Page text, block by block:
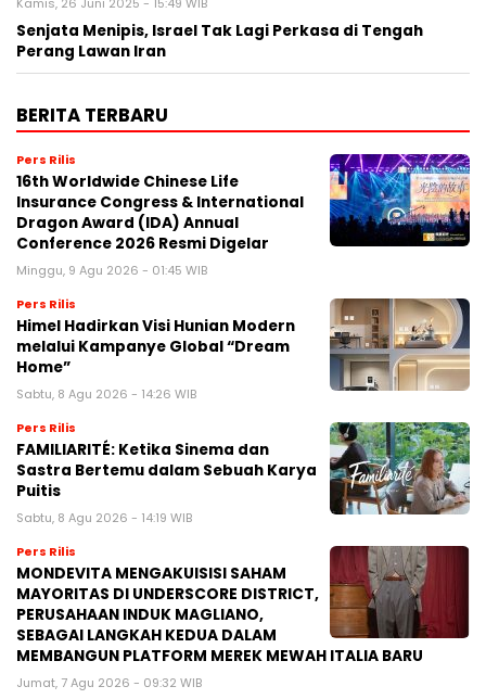
Kamis, 26 Juni 2025 - 15:49 WIB
Senjata Menipis, Israel Tak Lagi Perkasa di Tengah
Perang Lawan Iran
BERITA TERBARU
Pers Rilis
16th Worldwide Chinese Life
Insurance Congress & International
Dragon Award (IDA) Annual
Conference 2026 Resmi Digelar
Minggu, 9 Agu 2026 - 01:45 WIB
Pers Rilis
Himel Hadirkan Visi Hunian Modern
melalui Kampanye Global “Dream
Home”
Sabtu, 8 Agu 2026 - 14:26 WIB
Pers Rilis
FAMILIARITÉ: Ketika Sinema dan
Sastra Bertemu dalam Sebuah Karya
Puitis
Sabtu, 8 Agu 2026 - 14:19 WIB
Pers Rilis
MONDEVITA MENGAKUISISI SAHAM
MAYORITAS DI UNDERSCORE DISTRICT,
PERUSAHAAN INDUK MAGLIANO,
SEBAGAI LANGKAH KEDUA DALAM
MEMBANGUN PLATFORM MEREK MEWAH ITALIA BARU
Jumat, 7 Agu 2026 - 09:32 WIB